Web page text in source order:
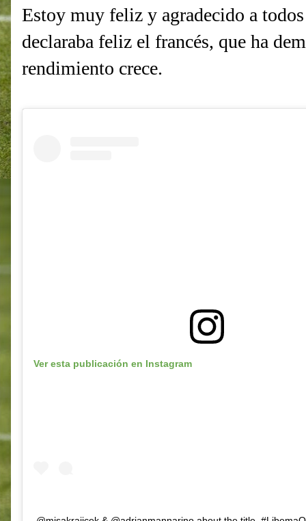
Estoy muy feliz y agradecido a
declaraba feliz el francés, que ha
rendimiento crece.
Ver esta publicación en Instagram